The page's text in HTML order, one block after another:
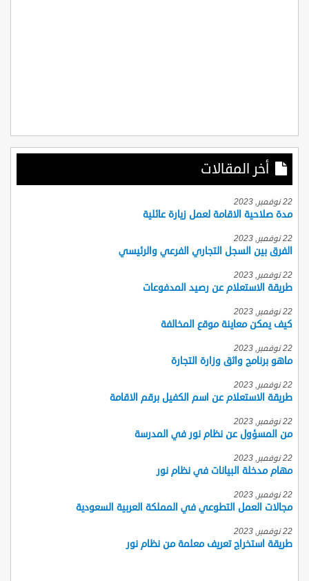
أخر المقالات
22 نوفمبر, 2023
مدة صلاحية الاقامة لعمل زيارة عائلية
22 نوفمبر, 2023
الفرق بين السجل التجاري الفرعي والرئيسي
22 نوفمبر, 2023
طريقة الاستعلام عن رصيد المدفوعات
22 نوفمبر, 2023
كيف يمكن معاينة موقع المخالفة
22 نوفمبر, 2023
ماهو برنامج واثق وزارة التجارة
22 نوفمبر, 2023
طريقة الاستعلام عن اسم الكفيل برقم الاقامة
22 نوفمبر, 2023
من المسؤول عن نظام نور في المدرسة
22 نوفمبر, 2023
مهام مدخلة البيانات في نظام نور
22 نوفمبر, 2023
مجالات العمل التطوعي في المملكة العربية السعودية
22 نوفمبر, 2023
طريقة استخراج تعريف معلمة من نظام نور